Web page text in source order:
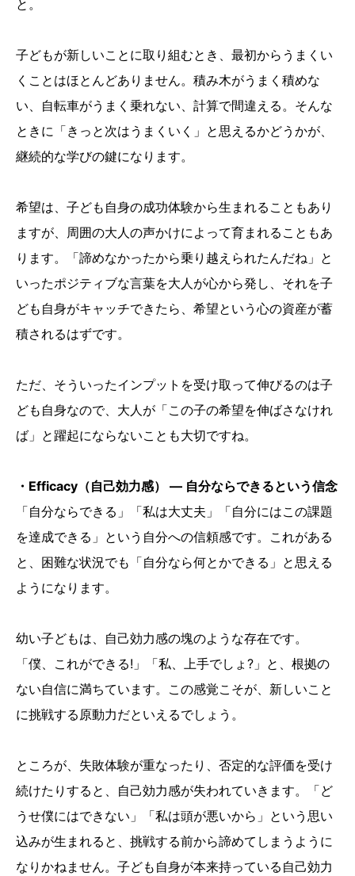
と。
子どもが新しいことに取り組むとき、最初からうまくい
くことはほとんどありません。積み木がうまく積めな
い、自転車がうまく乗れない、計算で間違える。そんな
ときに「きっと次はうまくいく」と思えるかどうかが、
継続的な学びの鍵になります。
希望は、子ども自身の成功体験から生まれることもあり
ますが、周囲の大人の声かけによって育まれることもあ
ります。「諦めなかったから乗り越えられたんだね」と
いったポジティブな言葉を大人が心から発し、それを子
ども自身がキャッチできたら、希望という心の資産が蓄
積されるはずです。
ただ、そういったインプットを受け取って伸びるのは子
ども自身なので、大人が「この子の希望を伸ばさなけれ
ば」と躍起にならないことも大切ですね。
・Efficacy（自己効力感） ― 自分ならできるという信念
「自分ならできる」「私は大丈夫」「自分にはこの課題
を達成できる」という自分への信頼感です。これがある
と、困難な状況でも「自分なら何とかできる」と思える
ようになります。
幼い子どもは、自己効力感の塊のような存在です。
「僕、これができる!」「私、上手でしょ?」と、根拠の
ない自信に満ちています。この感覚こそが、新しいこと
に挑戦する原動力だといえるでしょう。
ところが、失敗体験が重なったり、否定的な評価を受け
続けたりすると、自己効力感が失われていきます。「ど
うせ僕にはできない」「私は頭が悪いから」という思い
込みが生まれると、挑戦する前から諦めてしまうように
なりかねません。子ども自身が本来持っている自己効力